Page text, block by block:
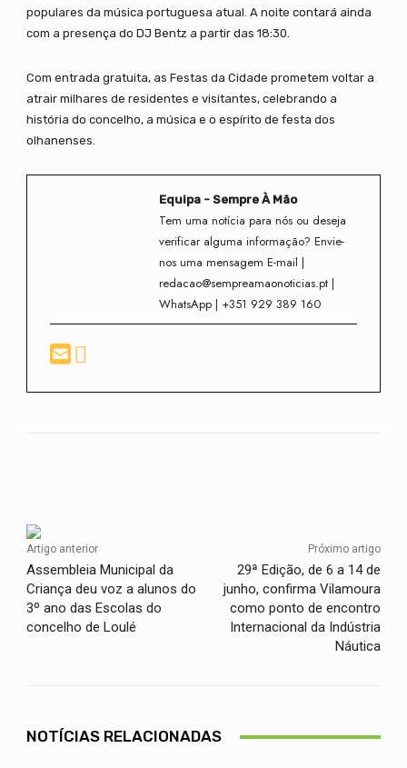
populares da música portuguesa atual. A noite contará ainda
com a presença do DJ Bentz a partir das 18:30.
Com entrada gratuita, as Festas da Cidade prometem voltar a
atrair milhares de residentes e visitantes, celebrando a
história do concelho, a música e o espírito de festa dos
olhanenses.
Equipa - Sempre À Mão
Tem uma notícia para nós ou deseja
verificar alguma informação? Envie-
nos uma mensagem E-mail |
redacao@sempreamaonoticias.pt |
WhatsApp | +351 929 389 160
Artigo anterior
Assembleia Municipal da
Criança deu voz a alunos do
3º ano das Escolas do
concelho de Loulé
Próximo artigo
29ª Edição, de 6 a 14 de
junho, confirma Vilamoura
como ponto de encontro
Internacional da Indústria
Náutica
NOTÍCIAS RELACIONADAS